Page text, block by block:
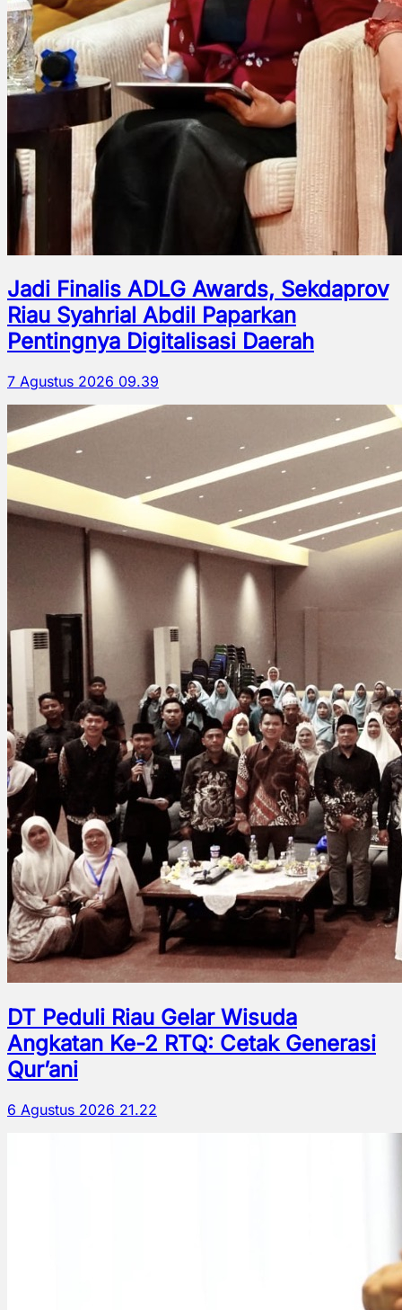
Jadi Finalis ADLG Awards, Sekdaprov
Riau Syahrial Abdil Paparkan
Pentingnya Digitalisasi Daerah
7 Agustus 2026 09.39
DT Peduli Riau Gelar Wisuda
Angkatan Ke-2 RTQ: Cetak Generasi
Qur’ani
6 Agustus 2026 21.22